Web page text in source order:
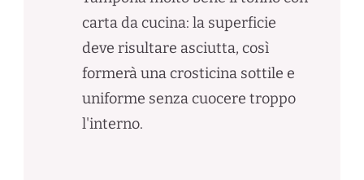
carta da cucina: la superficie
deve risultare asciutta, così
formerà una crosticina sottile e
uniforme senza cuocere troppo
l'interno.